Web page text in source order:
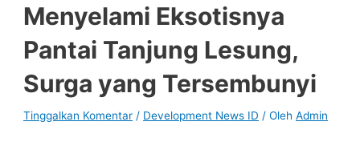
Menyelami Eksotisnya
Pantai Tanjung Lesung,
Surga yang Tersembunyi
Tinggalkan Komentar / Development News ID / OlehAdmin